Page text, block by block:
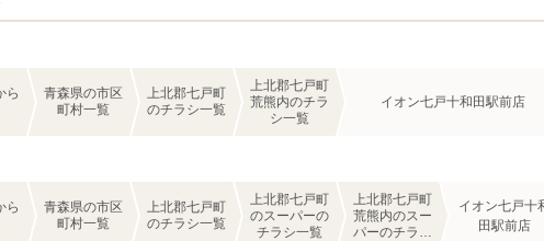
ら
青森県の市区
町村一覧
上北郡七戸町
のチラシ一覧
上北郡七戸町
荒熊内のチラ
シ一覧
イオン七戸十和田駅前店
ら
青森県の市区
町村一覧
上北郡七戸町
のチラシ一覧
上北郡七戸町
のスーパーの
チラシ一覧
上北郡七戸町
荒熊内のスー
パーのチラシ
イオン七戸十
田駅前店